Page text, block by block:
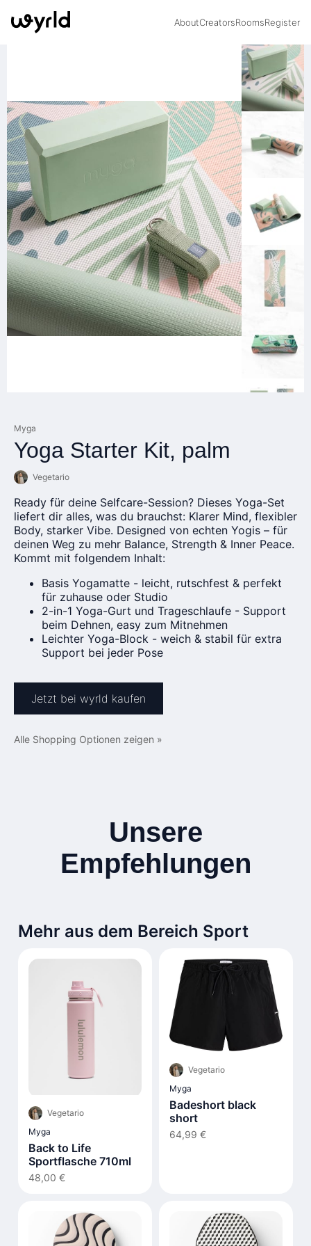
AboutCreatorsRoomsRegister
Myga
Yoga Starter Kit, palm
Vegetario
Ready für deine Selfcare-Session? Dieses Yoga-Set
liefert dir alles, was du brauchst: Klarer Mind, flexibler
Body, starker Vibe. Designed von echten Yogis – für
deinen Weg zu mehr Balance, Strength & Inner Peace.
Kommt mit folgendem Inhalt:
Basis Yogamatte - leicht, rutschfest & perfekt
für zuhause oder Studio
2-in-1 Yoga-Gurt und Trageschlaufe - Support
beim Dehnen, easy zum Mitnehmen
Leichter Yoga-Block - weich & stabil für extra
Support bei jeder Pose
Jetzt bei wyrld kaufen
Alle Shopping Optionen zeigen »
Unsere
Empfehlungen
Mehr aus dem Bereich Sport
Vegetario
Myga
Back to Life
Sportflasche 710ml
48,00 €
Vegetario
Myga
Badeshort black
short
64,99 €